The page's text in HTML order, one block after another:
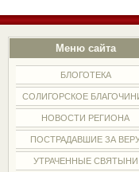
Меню сайта
БЛОГОТЕКА
СОЛИГОРСКОЕ
НОВОСТИ РЕГИОНА
ПОСТРАДАВШИЕ ЗА
УТРАЧЕННЫЕ СВЯТЫНИ